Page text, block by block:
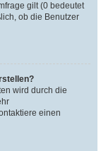
gilt (0 bedeutet
ob die Benutzer
wird durch die
einen